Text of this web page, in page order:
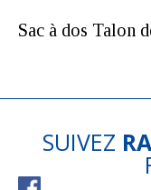
Sac à dos Talon
SUIVEZ